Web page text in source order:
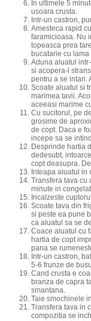
In ultimele 5
usoara crusta.
Intr-un castron,
Amesteca rapid
faramicioasa. Nu
topeasca prea
bucatarie cu
Aduna aluatul
si acopera-l
pentru a se intari.
Scoate aluatul si
marimea tavii.
aceeasi marime
Cu sucitorul, pe
grosime de
de copt. Daca e
incepe sa se
Desprinde hartia
dedesubt,
copt deasupra.
Inteapa aluatul in
Transfera tava cu
minute in
Incalzeste
Scoate tava din
si peste ea pune
ca aluatul sa se
Coace aluatul cu
hartia de copt
pana se
Intr-un castron,
5-6 frunze de
Cand crusta e
branza de capra
smantana.
Taie smochinele
Transfera tava in
compozitia se